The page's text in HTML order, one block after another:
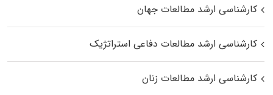
کارشناسی ارشد مطالعات جهان
کارشناسی ارشد مطالعات دفاعی استراتژیک
کارشناسی ارشد مطالعات زنان